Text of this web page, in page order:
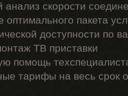
анализ скорости
оптимального пакета
доступности по
ТВ приставки
помощь
тарифы на весь срок